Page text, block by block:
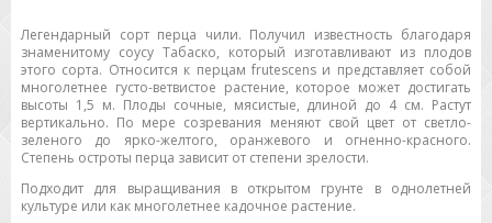
Легендарный сорт перца чили. Получил известность благодаря
знаменитому соусу Табаско, который изготавливают из плодов
этого сорта. Относится к перцам frutescens и представляет собой
многолетнее густо-ветвистое растение, которое может достигать
высоты 1,5 м. Плоды сочные, мясистые, длиной до 4 см. Растут
вертикально. По мере созревания меняют свой цвет от светло-
зеленого до ярко-желтого, оранжевого и огненно-красного.
Степень остроты перца зависит от степени зрелости.
Подходит для выращивания в открытом грунте в однолетней
культуре или как многолетнее кадочное растение.